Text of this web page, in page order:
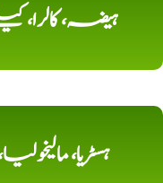
ہیضہ،
ہسٹریا،